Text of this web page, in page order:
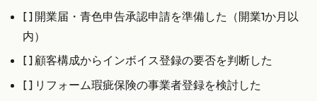
[ ] 開業届・青色申告承認申請を準備した（開業1か月以
内）
[ ] 顧客構成からインボイス登録の要否を判断した
[ ] リフォーム瑕疵保険の事業者登録を検討した